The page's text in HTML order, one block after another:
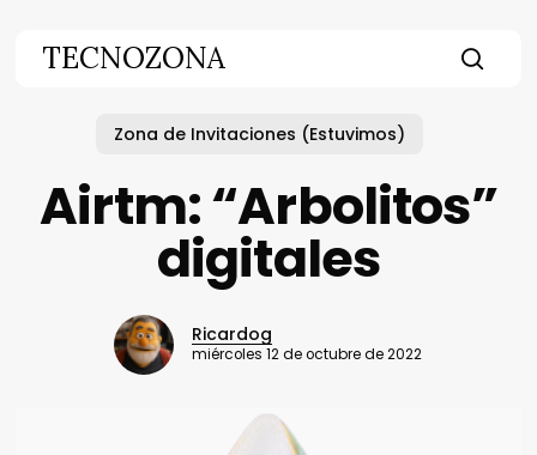
TECNOZONA
Zona de Invitaciones (Estuvimos)
Airtm: “Arbolitos”
digitales
Ricardog
miércoles 12 de octubre de 2022